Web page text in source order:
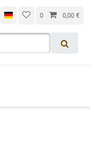
0 0,00 €